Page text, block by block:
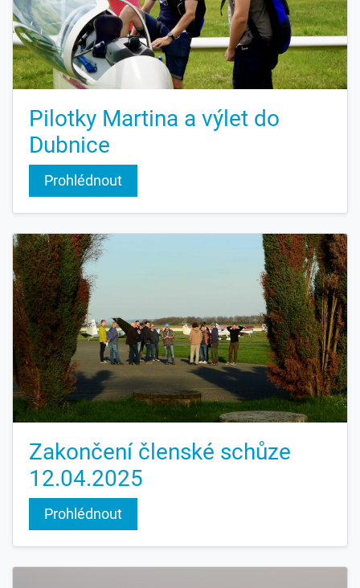
Pilotky Martina a výlet do
Dubnice
Prohlédnout
Zakončení členské schůze
12.04.2025
Prohlédnout